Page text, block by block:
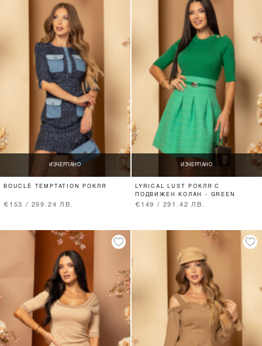
ИЗЧЕРПАНО
BOUCLÉ TEMPTATION РОКЛЯ
€153 / 299.24 ЛВ.
ИЗЧЕРПАНО
LYRICAL LUST РОКЛЯ С
ПОДВИЖЕН КОЛАН - GREEN
€149 / 291.42 ЛВ.